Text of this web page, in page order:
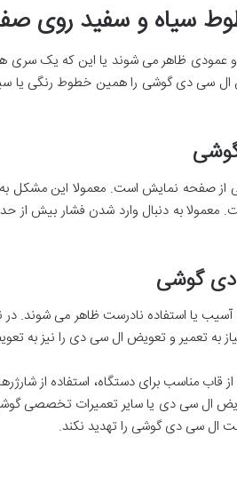
سیاه و سفید روی
ظاهر می شوند یا این که یک
ال سی دی گوشی را همین خطوط رنگی
صفحه نمایش است. معمولا این مشکل
به دنبال وارد شدن فشار بیش از
دی گوشی
یا استفاده نادرست ظاهر می شوند. در
به تعمیر و تعویض ال سی دی را نیز به
قاب مناسب برای دستگاه، استفاده از
ال سی دی یا سایر تعمیرات تخصصی گوشی
ال سی دی گوشی را تهدید نکند.